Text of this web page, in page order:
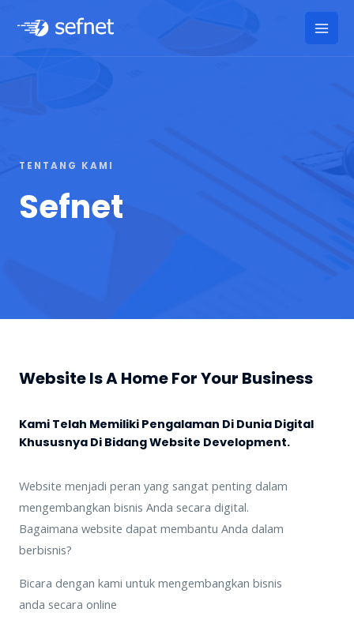
TENTANG KAMI
Sefnet
Website Is A Home For Your Business
Kami Telah Memiliki Pengalaman Di Dunia Digital
Khususnya Di Bidang Website Development.
Website menjadi peran yang sangat penting dalam
mengembangkan bisnis Anda secara digital.
Bagaimana website dapat membantu Anda dalam
berbisnis?
Bicara dengan kami untuk mengembangkan bisnis
anda secara online